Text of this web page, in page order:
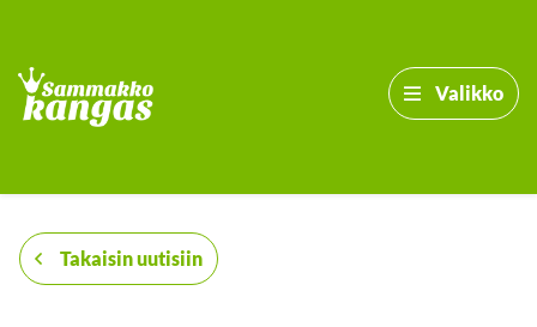
Valikko
Takaisin uutisiin